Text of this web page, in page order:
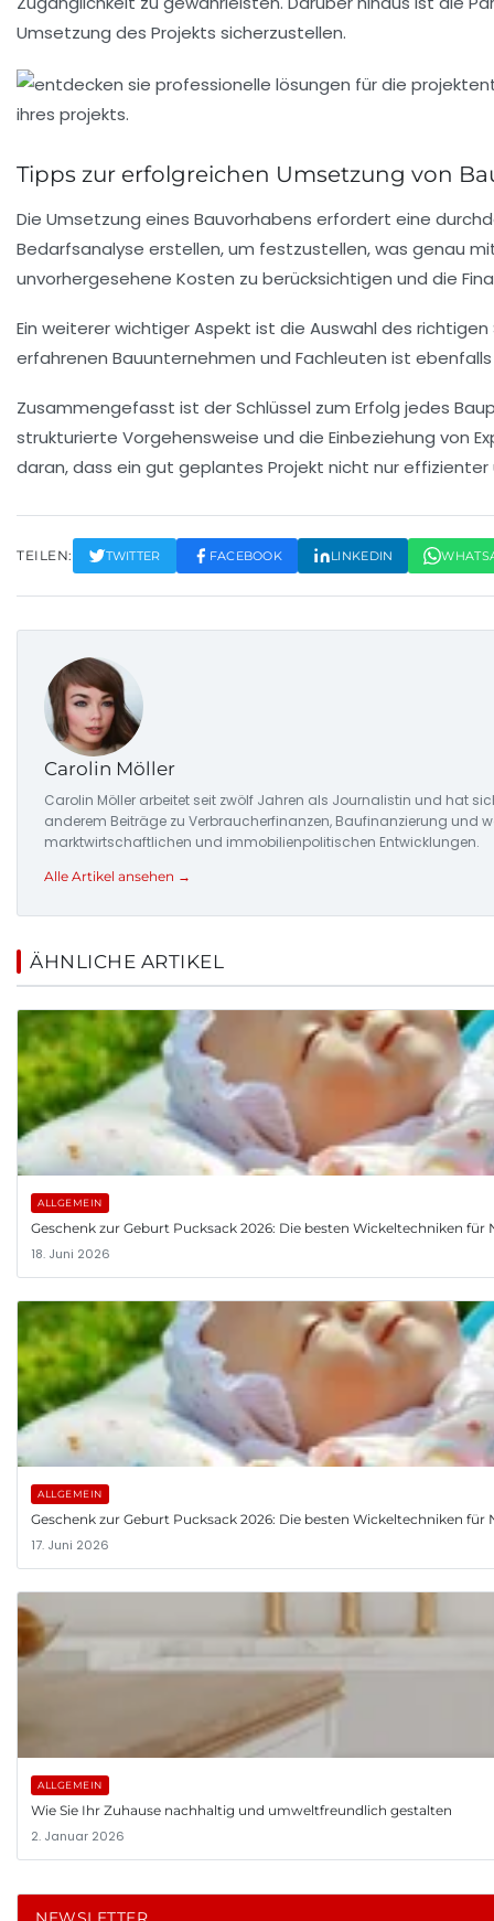
Umsetzung des Projekts sicherzustellen.
Tipps zur erfolgreichen Umsetzung von
Die Umsetzung eines Bauvorhabens erfordert eine
Bedarfsanalyse erstellen, um festzustellen, was genau
unvorhergesehene Kosten zu berücksichtigen und die
Ein weiterer wichtiger Aspekt ist die Auswahl des
erfahrenen Bauunternehmen und Fachleuten ist
Zusammengefasst ist der Schlüssel zum Erfolg jedes
strukturierte Vorgehensweise und die Einbeziehung von
daran, dass ein gut geplantes Projekt nicht nur
TEILEN: TWITTER FACEBOOK LINKEDIN
Carolin Möller
Carolin Möller arbeitet seit zwölf Jahren als Journalistin und hat
anderem Beiträge zu Verbraucherfinanzen, Baufinanzierung und
marktwirtschaftlichen und immobilienpolitischen Entwicklungen.
Alle Artikel ansehen →
ÄHNLICHE ARTIKEL
ALLGEMEIN
Geschenk zur Geburt Pucksack 2026: Die besten Wickeltechniken für
18. Juni 2026
ALLGEMEIN
Geschenk zur Geburt Pucksack 2026: Die besten Wickeltechniken für
17. Juni 2026
ALLGEMEIN
Wie Sie Ihr Zuhause nachhaltig und umweltfreundlich gestalten
2. Januar 2026